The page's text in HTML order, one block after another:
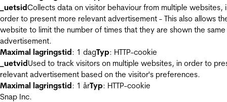
_uetsidCollects data on visitor behaviour from multiple websites,
order to present more relevant advertisement - This also allows
website to limit the number of times that they are shown the same
advertisement.
Maximal lagringstid: 1 dagTyp: HTTP-cookie
_uetvidUsed to track visitors on multiple websites, in order to
relevant advertisement based on the visitor's preferences.
Maximal lagringstid: 1 årTyp: HTTP-cookie
Snap Inc.